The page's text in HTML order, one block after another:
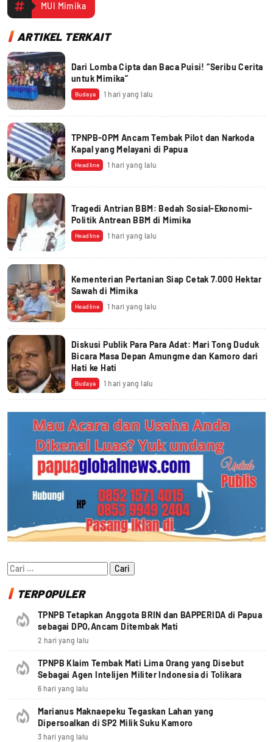
MUI Mimika
ARTIKEL TERKAIT
Dari Lomba Cipta dan Baca Puisi! “Seribu Cerita
untuk Mimika”
Budaya 1 hari yang lalu
TPNPB-OPM Ancam Tembak Pilot dan Narkoda
Kapal yang Melayani di Papua
Headline 1 hari yang lalu
Tragedi Antrian BBM: Bedah Sosial-Ekonomi-
Politik Antrean BBM di Mimika
Headline 1 hari yang lalu
Kementerian Pertanian Siap Cetak 7.000 Hektar
Sawah di Mimika
Headline 1 hari yang lalu
Diskusi Publik Para Para Adat: Mari Tong Duduk
Bicara Masa Depan Amungme dan Kamoro dari
Hati ke Hati
Budaya 1 hari yang lalu
Cari
untuk:
TERPOPULER
TPNPB Tetapkan Anggota BRIN dan BAPPERIDA di Papua
sebagai DPO,Ancam Ditembak Mati
2 hari yang lalu
TPNPB Klaim Tembak Mati Lima Orang yang Disebut
Sebagai Agen Intelijen Militer Indonesia di Tolikara
6 hari yang lalu
Marianus Maknaepeku Tegaskan Lahan yang
Dipersoalkan di SP2 Milik Suku Kamoro
3 hari yang lalu